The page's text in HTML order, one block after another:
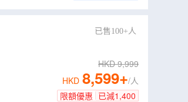
已售100+人
HKD9,999
HKD 8,599+/人
限額優惠 已減1,400